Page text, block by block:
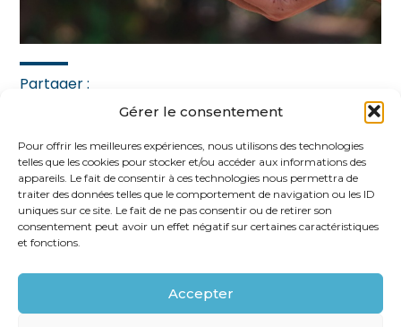
Gérer le consentement
Pour offrir les meilleures expériences, nous utilisons des technologies
telles que les cookies pour stocker et/ou accéder aux informations des
appareils. Le fait de consentir à ces technologies nous permettra de
traiter des données telles que le comportement de navigation ou les ID
uniques sur ce site. Le fait de ne pas consentir ou de retirer son
consentement peut avoir un effet négatif sur certaines caractéristiques
et fonctions.
Accepter
Partager :
FaceBook
TwitterLinkedIn
Footer
62 rue Ampère 75017 PARIS Linkedin